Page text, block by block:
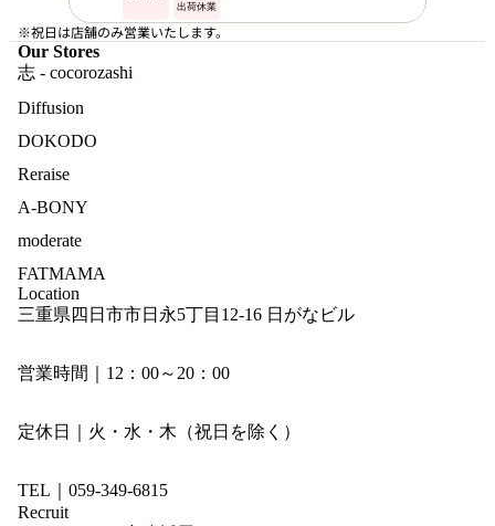
出荷休業
※祝日は店舗のみ営業いたします。
Our Stores
志 - cocorozashi
Diffusion
DOKODO
Reraise
A-BONY
moderate
FATMAMA
Location
三重県四日市市日永5丁目12-16 日がなビル
営業時間｜12：00～20：00
定休日｜火・水・木（祝日を除く）
TEL｜059-349-6815
Recruit